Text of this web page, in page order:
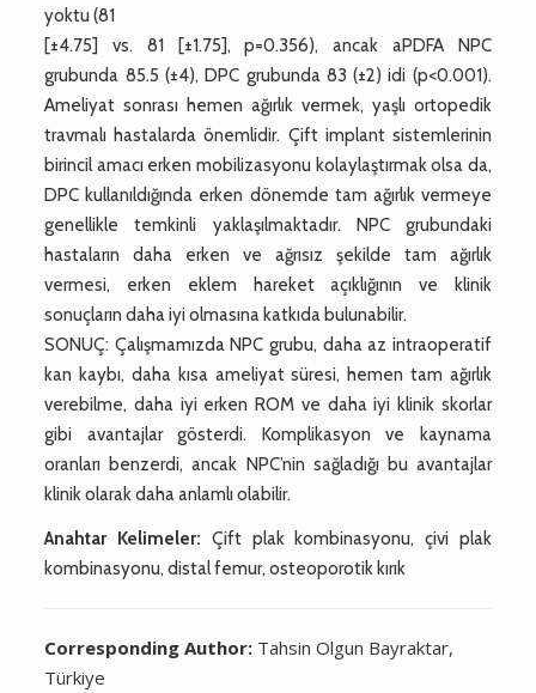
yoktu (81
[±4.75] vs. 81 [±1.75], p=0.356), ancak aPDFA NPC
grubunda 85.5 (±4), DPC grubunda 83 (±2) idi (p<0.001).
Ameliyat sonrası hemen ağırlık vermek, yaşlı ortopedik
travmalı hastalarda önemlidir. Çift implant sistemlerinin
birincil amacı erken mobilizasyonu kolaylaştırmak olsa da,
DPC kullanıldığında erken dönemde tam ağırlık vermeye
genellikle temkinli yaklaşılmaktadır. NPC grubundaki
hastaların daha erken ve ağrısız şekilde tam ağırlık
vermesi, erken eklem hareket açıklığının ve klinik
sonuçların daha iyi olmasına katkıda bulunabilir.
SONUÇ: Çalışmamızda NPC grubu, daha az intraoperatif
kan kaybı, daha kısa ameliyat süresi, hemen tam ağırlık
verebilme, daha iyi erken ROM ve daha iyi klinik skorlar
gibi avantajlar gösterdi. Komplikasyon ve kaynama
oranları benzerdi, ancak NPC’nin sağladığı bu avantajlar
klinik olarak daha anlamlı olabilir.
Anahtar Kelimeler: Çift plak kombinasyonu, çivi plak
kombinasyonu, distal femur, osteoporotik kırık
Corresponding Author: Tahsin Olgun Bayraktar,
Türkiye